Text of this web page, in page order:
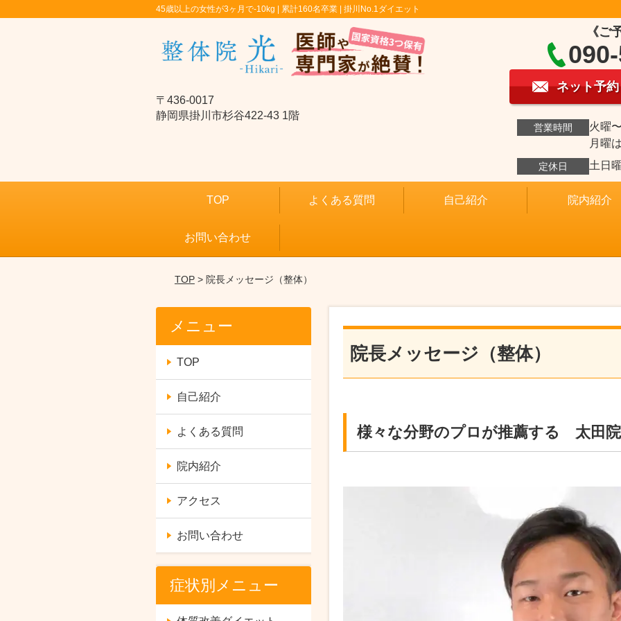
45歳以上の女性が3ヶ月で-10kg | 累計160名卒業 | 掛川No.1ダイエット
〒436-0017
静岡県掛川市杉谷422-43 1階
《ご
ネット予約
営業時間
火曜
月曜
定休日 土日
TOP よくある質問 自己紹介 院内紹介
お問い合わせ
TOP> 院長メッセージ（整体）
院長メッセージ（整体）
様々な分野のプロが推薦する 太田
メニュー
TOP
自己紹介
よくある質問
院内紹介
アクセス
お問い合わせ
症状別メニュー